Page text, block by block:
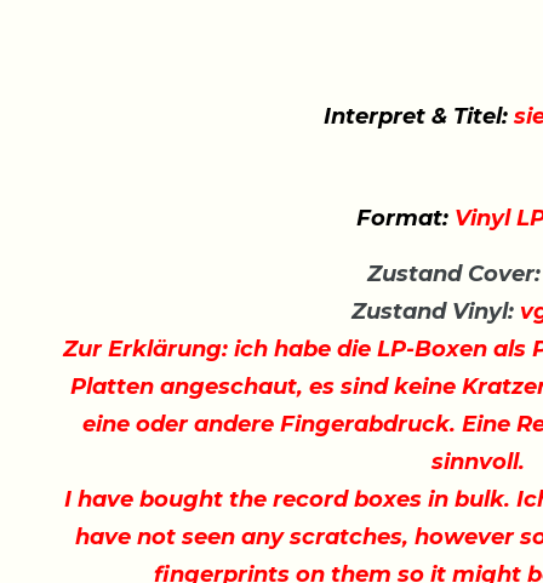
Interpret & Titel:
Format: Vinyl
Zustand Cover:
Zustand Vinyl:
Zur Erklärung: ich habe die LP-Boxen
Platten angeschaut, es sind keine
eine oder andere Fingerabdruck. Eine
sinnvoll.
I have bought the record boxes in bulk.
have not seen any scratches, however
fingerprints on them so it might